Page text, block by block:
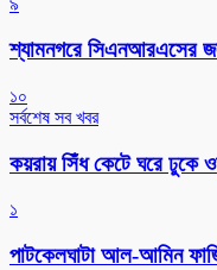
শ্যামনগরে সিএনআরএসের
১০
সর্বশেষ সব খবর
কয়রায় সিঁধ কেটে ঘরে ঢুকে
১
পাটকেলঘাটা আল-আমিন